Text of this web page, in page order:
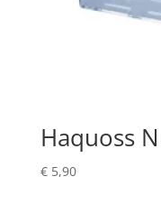
Haquoss
€5,90